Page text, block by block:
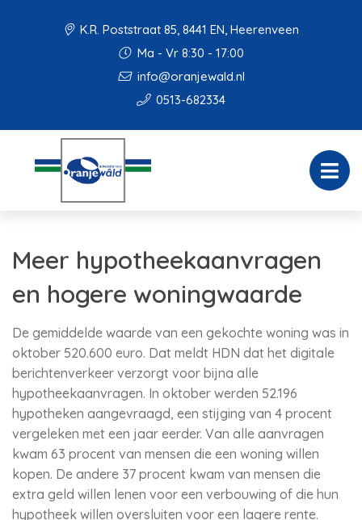
K.R. Poststraat 85, 8441 EN, Heerenveen
Ma - Vr 8:30 - 17:00
info@oranjewald.nl
0513-682334
Meer hypotheekaanvragen
en hogere woningwaarde
De gemiddelde waarde van een gekochte woning was in
oktober 520.600 euro. Dat meldt HDN dat het digitale
berichtenverkeer verzorgt voor bijna alle
hypotheekaanvragen. In oktober werden 52.196
hypotheken aangevraagd, een stijging van 4 procent
vergeleken met een jaar eerder. Van alle aanvragen
kwam 63 procent van mensen die een woning willen
kopen. De andere 37 procent kwam van mensen die
extra geld willen lenen voor een verbouwing of die hun
hypotheek willen oversluiten voor een lagere rente.